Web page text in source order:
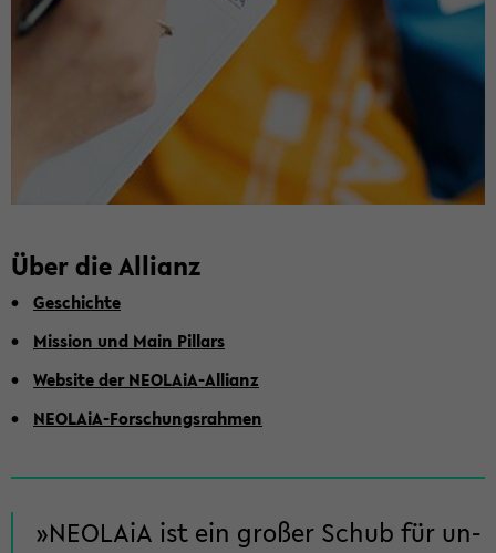
Über die Al­li­anz
Ge­schich­te
Mis­si­on und Main Pil­lars
Web­site der NEOLAiA-​Allianz
NEOLAiA-​Forschungsrahmen
NEO­LA­iA ist ein gro­ßer Schub für un­